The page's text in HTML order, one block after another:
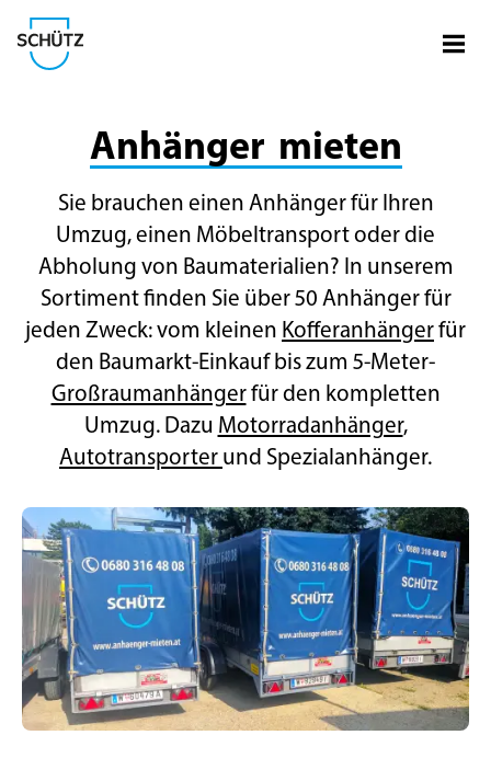
Anhänger mieten
Sie brauchen einen Anhänger für Ihren
Umzug, einen Möbeltransport oder die
Abholung von Baumaterialien? In unserem
Sortiment finden Sie über 50 Anhänger für
jeden Zweck: vom kleinen Kofferanhängerfür
den Baumarkt-Einkauf bis zum 5-Meter-
Großraumanhängerfür den kompletten
Umzug. Dazu Motorradanhänger,
Autotransporter und Spezialanhänger.